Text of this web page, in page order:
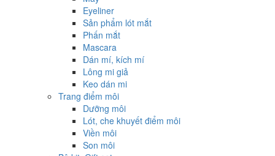
Eyeliner
Sản phẩm lót mắt
Phấn mắt
Mascara
Dán mí, kích mí
Lông mi giả
Keo dán mi
Trang điểm môi
Dưỡng môi
Lót, che khuyết điểm môi
Viền môi
Son môi